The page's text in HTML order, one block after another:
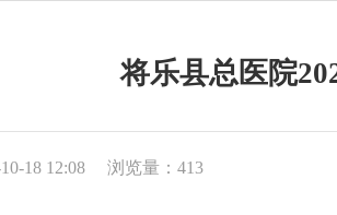
将乐县总医院
18 12:08 浏览量：413